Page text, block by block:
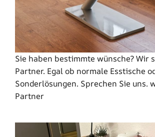
Sie haben bestimmte wünsche? Wir
Partner. Egal ob normale Esstische
Sonderlösungen. Sprechen Sie uns.
Partner